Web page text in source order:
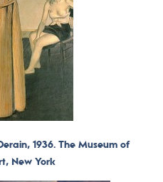
1936. The Museum of
New York